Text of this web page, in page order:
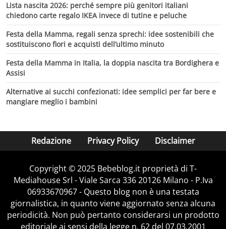
Lista nascita 2026: perché sempre più genitori italiani
chiedono carte regalo IKEA invece di tutine e peluche
Festa della Mamma, regali senza sprechi: idee sostenibili che
sostituiscono fiori e acquisti dell’ultimo minuto
Festa della Mamma in Italia, la doppia nascita tra Bordighera e
Assisi
Alternative ai succhi confezionati: idee semplici per far bere e
mangiare meglio i bambini
Redazione Privacy Policy Disclaimer
Copyright © 2025 Bebeblog.it proprietà di T-
Mediahouse Srl - Viale Sarca 336 20126 Milano - P.Iva
06933670967 - Questo blog non è una testata
giornalistica, in quanto viene aggiornato senza alcuna
periodicità. Non può pertanto considerarsi un prodotto
editoriale ai sensi della legge n. 62 del 07.03.2001